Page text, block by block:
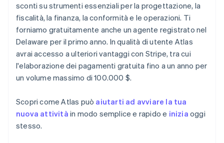
sconti su strumenti essenziali per la progettazione, la
fiscalità, la finanza, la conformità e le operazioni. Ti
forniamo gratuitamente anche un agente registrato nel
Delaware per il primo anno. In qualità di utente Atlas
avrai accesso a ulteriori vantaggi con Stripe, tra cui
l'elaborazione dei pagamenti gratuita fino a un anno per
un volume massimo di 100.000 $.
Scopri come Atlas può aiutarti ad avviare la tua
nuova attività in modo semplice e rapido e inizia oggi
stesso.